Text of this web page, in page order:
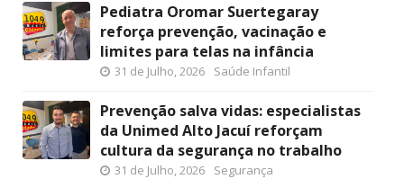
Pediatra Oromar Suertegaray
reforça prevenção, vacinação e
limites para telas na infância
31 de Julho, 2026 Saúde Infantil
Prevenção salva vidas: especialistas
da Unimed Alto Jacuí reforçam
cultura da segurança no trabalho
31 de Julho, 2026 Segurança